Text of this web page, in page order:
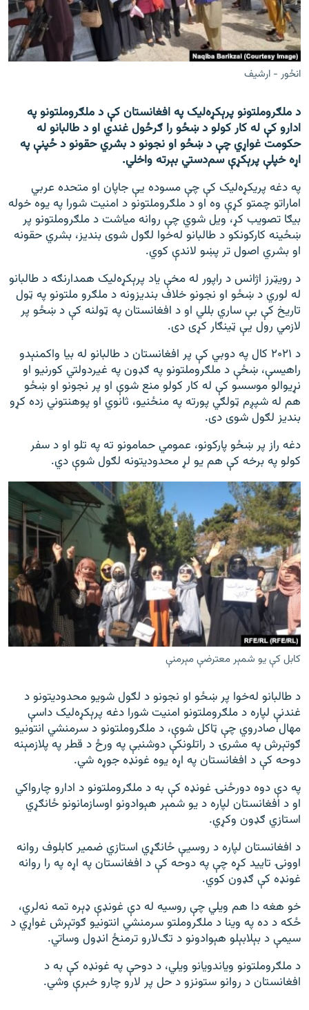
اړیکه
دري پاڼه
Azadi English
راسره ملګري شئ
د ازادې اروپا/ ازادي راډيو ټولې پاڼې
انځور - ارشيف
د ملګروملتونو پرېکړه‌لیک په افغانستان کې د ملګروملتونو په
ادارو کې له کار کولو د ښځو را ګرځول غندي او د طالبانو له
حکومت غواړي چې د ښځو او نجونو د بشري حقونو د ځپنې په
اړه خپلې پرېکړې سم‌دستي بېرته واخلي.
په دغه پریکړه‌لیک کې چې مسوده یې جاپان او متحده عربي
اماراتو چمتو کړې وه او د ملګروملتونو د امنیت شورا په یوه خوله
بیګا تصویب کړ، ویل شوي چې روانه میاشت د ملګروملتونو پر
ښځینه کارکونکو د طالبانو له‌خوا لګول شوی بندیز، بشري حقونه
او بشري اصول تر پښو لاندې کوي.
د رویټرز اژانس د راپور له مخې ياد پرېکړه‌لیک همدارنګه د طالبانو
له لوري د ښځو او نجونو خلاف بندیزونه د ملګرو ملتونو په ټول
تاریخ کې بې ‌ساري بللي او د افغانستان په ټولنه کې د ښځو پر
لازمي رول یې ټینګار کړی دی.
د ۲۰۲۱ کال په دوبي کې پر افغانستان د طالبانو له بیا واکمنېدو
راهیسې، ښځې د ملګروملتونو په ګډون په غیردولتي کورنیو او
نړیوالو موسسو کې له کار کولو منع شوې او پر نجونو او ښځو
هم له شپږم ټولګي پورته په منځنیو، ثانوي او پوهنتوني زده کړو
بندیز لګول شوی دی.
دغه راز پر ښځو پارکونو، عمومي حمامونو ته په تلو او د سفر
کولو په برخه کې هم یو لړ محدودیتونه لګول شوې دي.
کابل کې يو شمېر معترضې مېرمنې
د طالبانو له‌خوا پر ښځو او نجونو د لګول شویو محدودیتونو د
غندنې لپاره د ملګروملتونو امنیت شورا دغه پرېکړه‌لیک داسې
مهال صادروي چې ټاکل شوې، د ملګروملتونو د سرمنشي انتونیو
ګوتېرش په مشرۍ د راتلونکې دوشنبې په ورځ د قطر په پلازمېنه
دوحه کې د افغانستان په اړه یوه غونډه جوړه شي.
په دې دوه دورځنۍ غونډه کې به د ملګروملتونو د ادارو چارواکي
او د افغانستان لپاره د یو شمېر هېوادونو اوسازمانونو ځانګړي
استازي ګډون وکړي.
د افغانستان لپاره د روسیې ځانګړي استازي ضمیر کابلوف روانه
اوونۍ تایید کړه چې په دوحه کې د افغانستان په اړه په را روانه
غونډه کې ګډون کوي.
خو هغه دا هم ویلي چې روسیه له دې غونډې ډېره تمه نه‌لري،
ځکه د ده په وینا د ملګروملتو سرمنشي انتونیو ګوتېرش غواړي د
سیمې د بېلابېلو هېوادونو د تګ‌لارو ترمنځ انډول وساتي.
د ملګروملتونو ویاندویانو ویلي، د دوحې په غونډه کې به د
افغانستان د روانو ستونزو د حل پر لارو چارو خبرې وشي.